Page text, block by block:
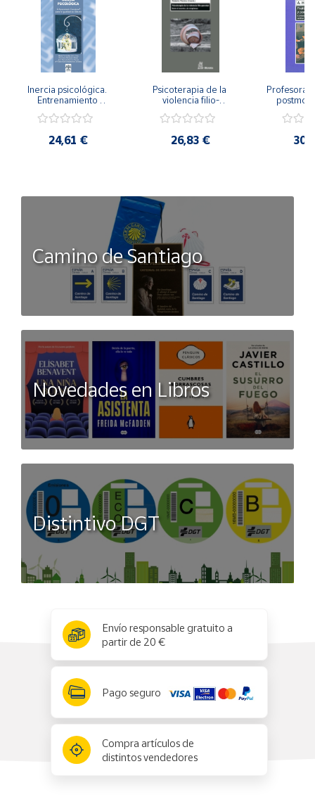
Inercia psicológica.
Entrenamiento
Igualdad de Género.
24,61 €
Psicoterapia de la
violencia filio-
secreto y la
26,83 €
Camino de Santiago
Novedades en Libros
Distintivo DGT
Envío responsable gratuito a
partir de 20 €
Pago seguro
Compra artículos de
distintos vendedores